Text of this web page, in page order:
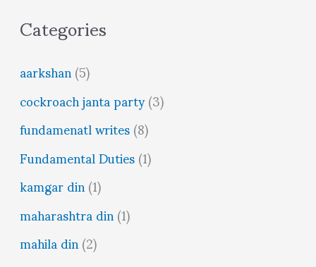
Categories
aarkshan(5)
cockroach janta party(3)
fundamenatl writes(8)
Fundamental Duties(1)
kamgar din(1)
maharashtra din(1)
mahila din(2)